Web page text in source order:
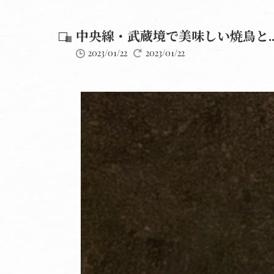
中央線・武蔵境で美味しい焼鳥と
2023/01/22 2023/01/22